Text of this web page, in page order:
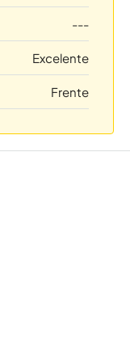
---
Excelente
Frente